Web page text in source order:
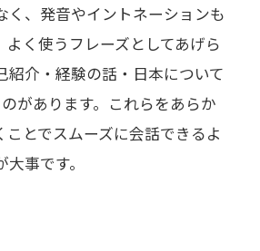
く、発音やイントネーションも
よく使うフレーズとしてあげら
紹介・経験の話・日本について
があります。これらをあらか
ことでスムーズに会話できるよ
事です。